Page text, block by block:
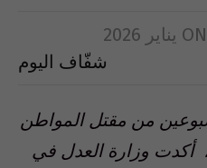
ON
شفّاف اليوم
من مقتل المواطن
أكدت وزارة العدل في